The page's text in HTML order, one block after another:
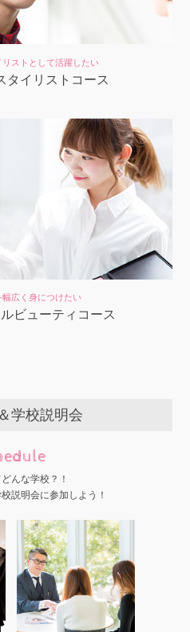
ストとして活躍したい
タイリストコース
広く身につけたい
ビューティコース
学校説明会
んな学校？！
説明会に参加しよう！